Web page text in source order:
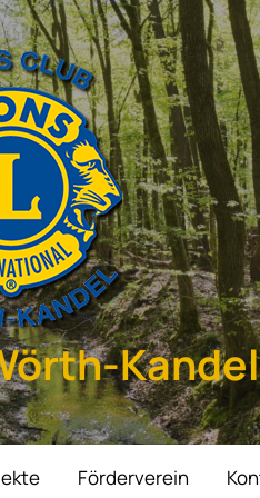
Kandel
Förderverein